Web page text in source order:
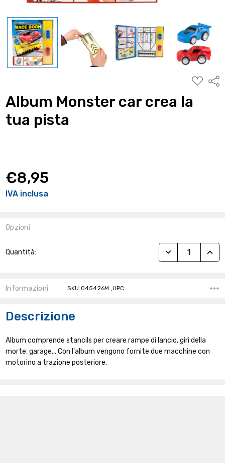
ALLA
Album Monster car crea la
tua pista
€8,95
IVA inclusa
Opzioni
Attuale:
Quantità: RIDUCI
Informazioni SKU:045426M ,UPC:
Descrizione
Album comprende stancils per creare rampe di lancio, giri della
morte, garage... Con l'album vengono fornite due macchine con
motorino a trazione posteriore.